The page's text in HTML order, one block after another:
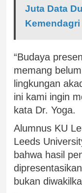
Juta Data
Kemendagri
“Budaya
memang
lingkungan
ini kami ingin
kata Dr. Yoga.
Alumnus KU
Leeds
bahwa hasil
bukan